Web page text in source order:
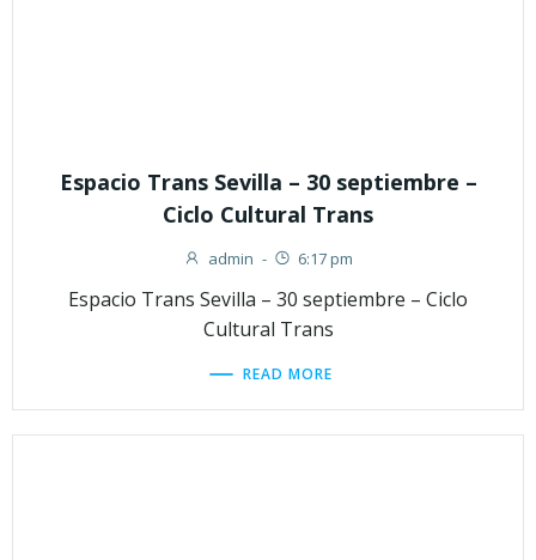
Espacio Trans Sevilla – 30 septiembre –
Ciclo Cultural Trans
admin - 6:17 pm
Espacio Trans Sevilla – 30 septiembre – Ciclo
Cultural Trans
READ MORE